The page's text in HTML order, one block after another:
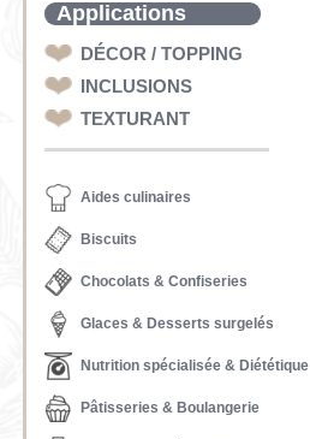
Applications
DÉCOR / TOPPING
INCLUSIONS
TEXTURANT
Aides culinaires
Biscuits
Chocolats & Confiseries
Glaces & Desserts surgelés
Nutrition spécialisée & Diététique
Pâtisseries & Boulangerie